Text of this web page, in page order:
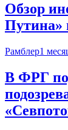
Обзор
Путина»
Рамблер1
В ФРГ